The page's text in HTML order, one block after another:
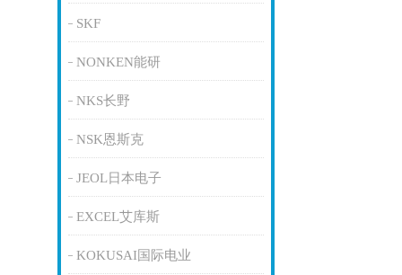
SKF
NONKEN能研
NKS长野
NSK恩斯克
JEOL日本电子
EXCEL艾库斯
KOKUSAI国际电业